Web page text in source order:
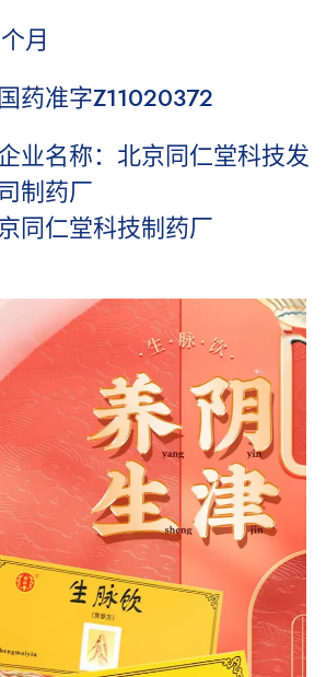
月
药准字Z11020372
业名称：北京同仁堂科技发
制药厂
同仁堂科技制药厂